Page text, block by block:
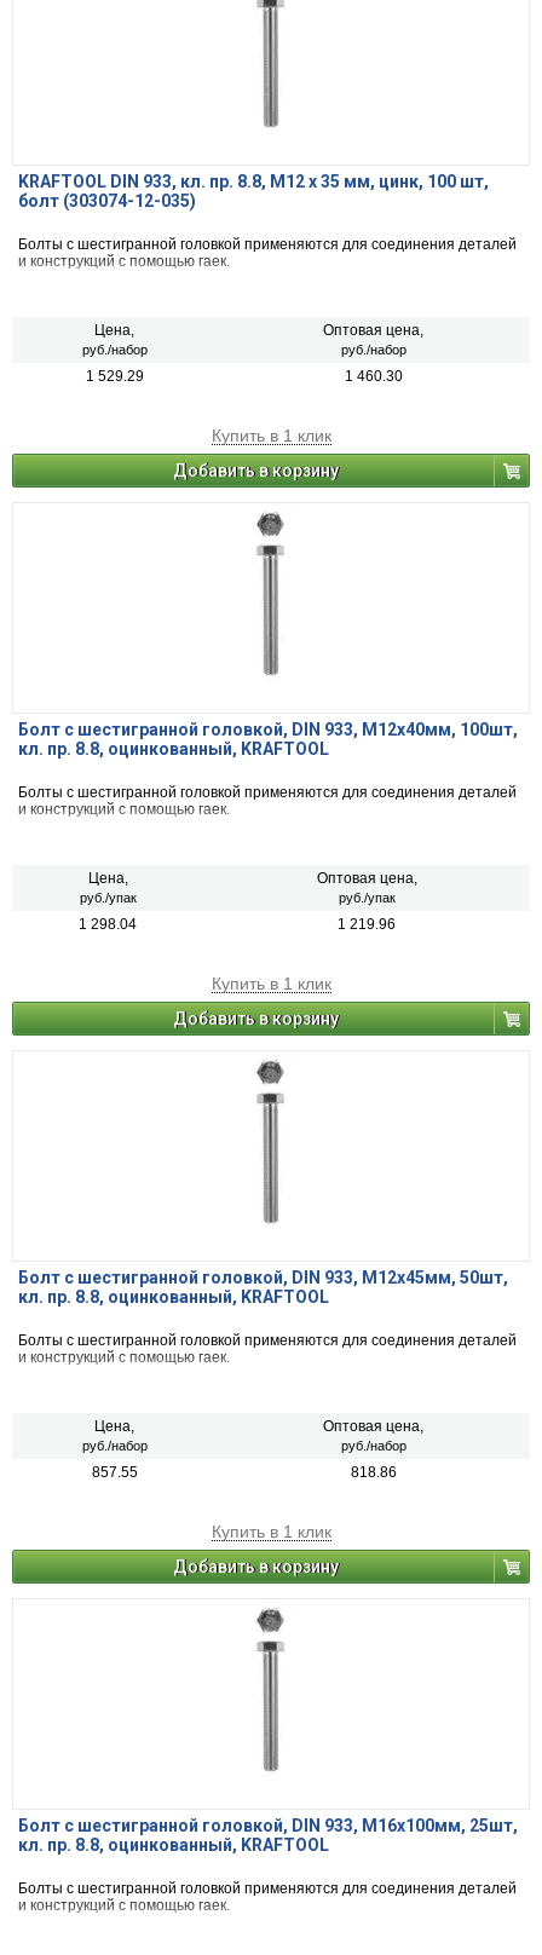
KRAFTOOL DIN 933, кл. пр. 8.8, M12 х 35 мм, цинк, 100 шт,
болт (303074-12-035)
Болты с шестигранной головкой применяются для соединения деталей
и конструкций с помощью гаек.
Цена,
руб./набор
Оптовая цена,
руб./набор
1 529.29 1 460.30
Купить в 1 клик
Добавить в корзину
Болт с шестигранной головкой, DIN 933, M12x40мм, 100шт,
кл. пр. 8.8, оцинкованный, KRAFTOOL
Болты с шестигранной головкой применяются для соединения деталей
и конструкций с помощью гаек.
Цена,
руб./упак
Оптовая цена,
руб./упак
1 298.04 1 219.96
Купить в 1 клик
Добавить в корзину
Болт с шестигранной головкой, DIN 933, M12x45мм, 50шт,
кл. пр. 8.8, оцинкованный, KRAFTOOL
Болты с шестигранной головкой применяются для соединения деталей
и конструкций с помощью гаек.
Цена,
руб./набор
Оптовая цена,
руб./набор
857.55 818.86
Купить в 1 клик
Добавить в корзину
Болт с шестигранной головкой, DIN 933, M16x100мм, 25шт,
кл. пр. 8.8, оцинкованный, KRAFTOOL
Болты с шестигранной головкой применяются для соединения деталей
и конструкций с помощью гаек.